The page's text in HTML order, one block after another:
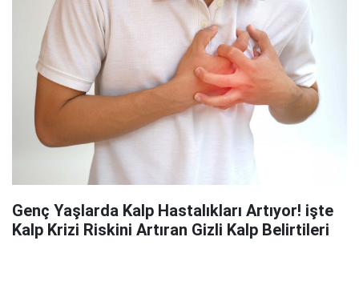
Genç Yaşlarda Kalp Hastalıkları Artıyor! işte
Kalp Krizi Riskini Artıran Gizli Kalp Belirtileri